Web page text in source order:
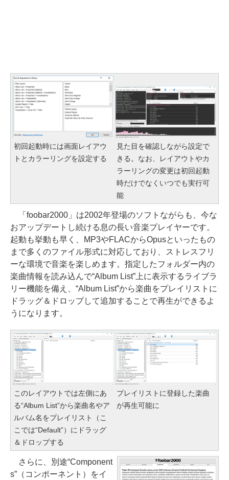
初回起動時には画面レイアウ
トとカラーリングを設定する
見た目を確認しながら設定で
きる。なお、レイアウトやカ
ラーリングの変更は初回起動
時だけでなくいつでも実行可
能
「foobar2000」は2002年登場のソフトながらも、今な
おアップデートし続ける息の長い音楽プレイヤーです。
起動も挙動も早く、MP3やFLACからOpusといったもの
まで多くのファイル形式に対応しており、ストレスフリ
ーな環境で音楽を楽しめます。指定したフォルダー内の
楽曲情報を読み込んで“Album List”上に表示するライブラ
リー機能を備え、“Album List”から楽曲をプレイリストに
ドラッグ＆ドロップして追加することで再生ができるよ
うになります。
このレイアウトでは左側にあ
る“Album List”から楽曲名やア
ルバム名をプレイリスト（こ
こでは“Default”）にドラッグ
＆ドロップする
プレイリストに登録した楽曲
が再生可能に
さらに、別途“Component
s”（コンポーネント）をイ